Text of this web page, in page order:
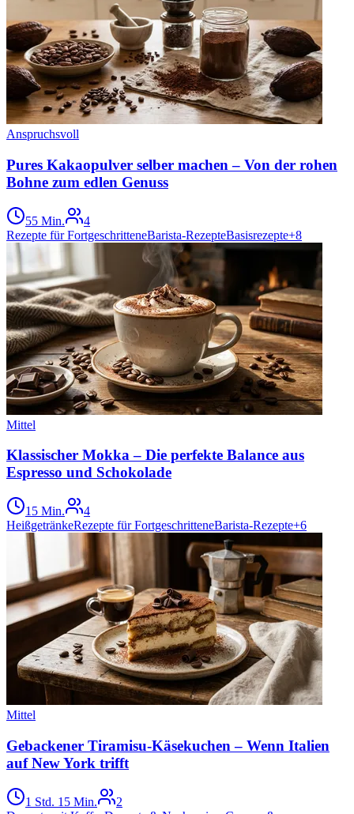
Anspruchsvoll
Pures Kakaopulver selber machen – Von der rohen
Bohne zum edlen Genuss
55 Min.
4
Rezepte für FortgeschritteneBarista-RezepteBasisrezepte+8
Mittel
Klassischer Mokka – Die perfekte Balance aus
Espresso und Schokolade
15 Min.
4
HeißgetränkeRezepte für FortgeschritteneBarista-Rezepte+6
Mittel
Gebackener Tiramisu-Käsekuchen – Wenn Italien
auf New York trifft
1 Std. 15 Min.
2